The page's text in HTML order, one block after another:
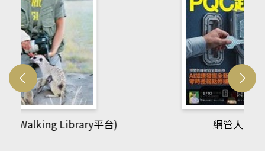
網管人(kono平台)